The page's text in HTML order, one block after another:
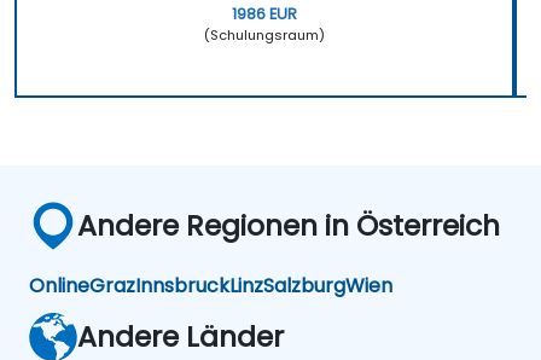
1986 EUR
(Schulungsraum)
Andere Regionen in Österreich
OnlineGrazInnsbruckLinzSalzburgWien
Andere Länder